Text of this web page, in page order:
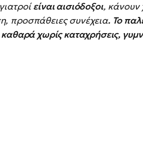
είναι αισιόδοξοι, κάνουν
προσπάθειες συνέχεια. Το
καθαρά χωρίς καταχρήσεις,